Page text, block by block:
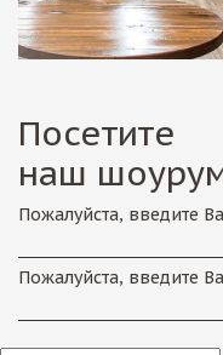
Посетите
наш
Пожалуйста, введите
Пожалуйста, введите